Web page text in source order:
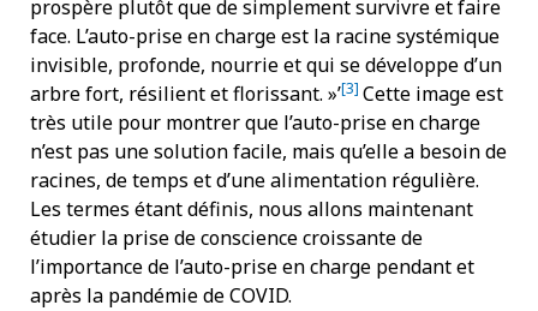
prospère plutôt que de simplement survivre et faire
face. L’auto-prise en charge est la racine systémique
invisible, profonde, nourrie et qui se développe d’un
arbre fort, résilient et florissant. »’[3] Cette image est
très utile pour montrer que l’auto-prise en charge
n’est pas une solution facile, mais qu’elle a besoin de
racines, de temps et d’une alimentation régulière.
Les termes étant définis, nous allons maintenant
étudier la prise de conscience croissante de
l’importance de l’auto-prise en charge pendant et
après la pandémie de COVID.